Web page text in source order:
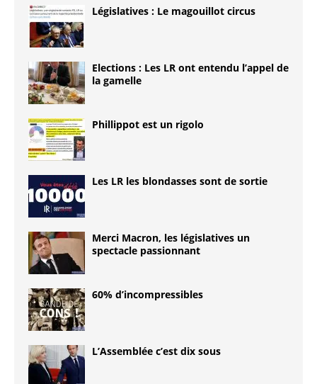
Législatives : Le magouillot circus
Elections : Les LR ont entendu l’appel de
la gamelle
Phillippot est un rigolo
Les LR les blondasses sont de sortie
Merci Macron, les législatives un
spectacle passionnant
60% d’incompressibles
L’Assemblée c’est dix sous